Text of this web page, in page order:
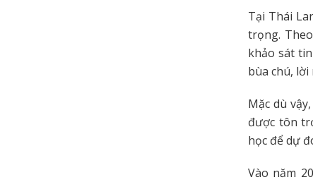
Tại Thái
trọng. Theo
khảo sát
bùa chú,
Mặc dù
được tôn
học để dự
Vào năm